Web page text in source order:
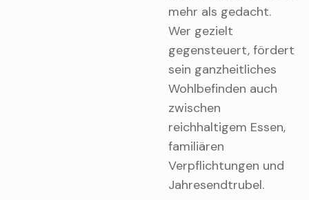
mehr als gedacht.
Wer gezielt
gegensteuert, fördert
sein ganzheitliches
Wohlbefinden auch
zwischen
reichhaltigem Essen,
familiären
Verpflichtungen und
Jahresendtrubel.